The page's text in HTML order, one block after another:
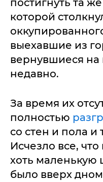
постигнуть та
которой
выехавшие из
вернувшиеся
недавно.
За время их
полностью
со стен и пола и
Исчезло все,
хоть маленькую
было вверх